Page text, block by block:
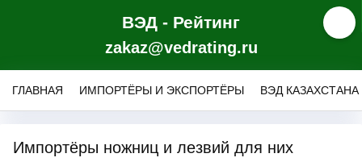
ВЭД - Рейтинг
zakaz@vedrating.ru
ГЛАВНАЯ ИМПОРТЁРЫ И ЭКСПОРТЁРЫ ВЭД КАЗАХСТАНА
Импортёры ножниц и лезвий для них